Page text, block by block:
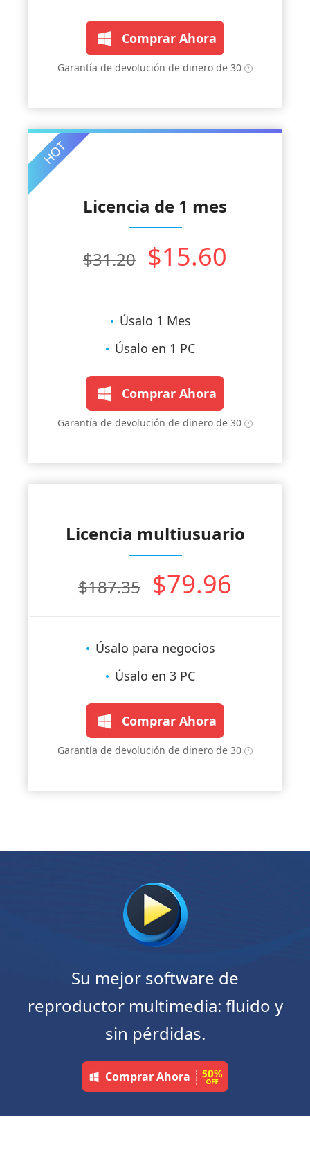
Comprar Ahora
Garantía de devolución de dinero de 30
Licencia de 1 mes
$31.20 $15.60
Úsalo 1 Mes
Úsalo en 1 PC
Comprar Ahora
Garantía de devolución de dinero de 30
Licencia multiusuario
$187.35 $79.96
Úsalo para negocios
Úsalo en 3 PC
Comprar Ahora
Garantía de devolución de dinero de 30
Su mejor software de
reproductor multimedia: fluido y
sin pérdidas.
Comprar Ahora